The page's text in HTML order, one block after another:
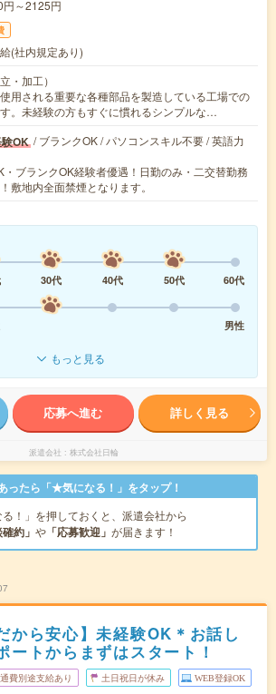
～2125円
(社内規定あり)
・加工）
用される重要な各種部品を製造している工場での
。未経験の方もすぐに慣れるシンプルな…
OK / ブランクOK / パソコンスキル不要 / 英語力
・ブランクOK経験者優遇！日勤のみ・二交替勤務
敷地内全面禁煙となります。
30代 40代 50代
60代
男性
もっと見る
応募へ進む 詳しく見る
派遣会社 株式会社日輪
ったら「★気になる！」をタップ！
る！」を押しておくと、派遣会社から
確約」 や 「応募歓迎」 が届きます！
から安心】未経験OK＊お話し
ートからまずはスタート！
費別途支給あり 土日祝日が休み WEB登録OK